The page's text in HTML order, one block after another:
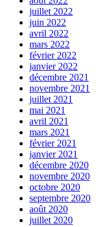
juillet 2022
juin 2022
avril 2022
mars 2022
février 2022
janvier 2022
décembre 2021
novembre 2021
juillet 2021
mai 2021
avril 2021
mars 2021
février 2021
janvier 2021
décembre 2020
novembre 2020
octobre 2020
septembre 2020
août 2020
juillet 2020